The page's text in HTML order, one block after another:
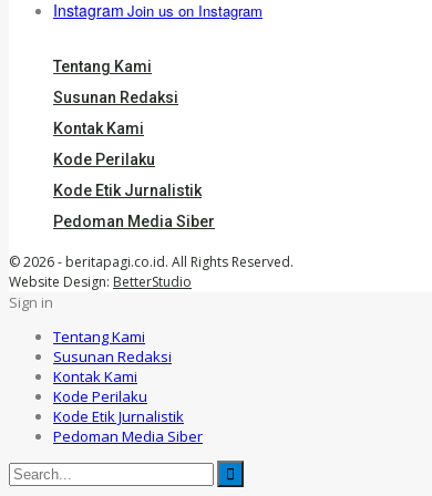
Instagram Join us on Instagram
Tentang Kami
Susunan Redaksi
Kontak Kami
Kode Perilaku
Kode Etik Jurnalistik
Pedoman Media Siber
© 2026 - beritapagi.co.id. All Rights Reserved.
Website Design: BetterStudio
Sign in
Tentang Kami
Susunan Redaksi
Kontak Kami
Kode Perilaku
Kode Etik Jurnalistik
Pedoman Media Siber